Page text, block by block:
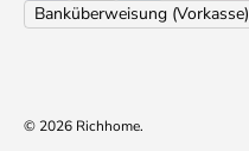
Banküberweisung (Vorkasse)
© 2026 Richhome.